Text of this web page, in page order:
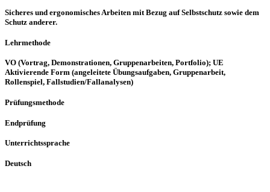
Sicheres und ergonomisches Arbeiten mit Bezug auf Selbstschutz sowie dem
Schutz anderer.
Lehrmethode
VO (Vortrag, Demonstrationen, Gruppenarbeiten, Portfolio); UE
Aktivierende Form (angeleitete Übungsaufgaben, Gruppenarbeit,
Rollenspiel, Fallstudien/Fallanalysen)
Prüfungsmethode
Endprüfung
Unterrichtssprache
Deutsch